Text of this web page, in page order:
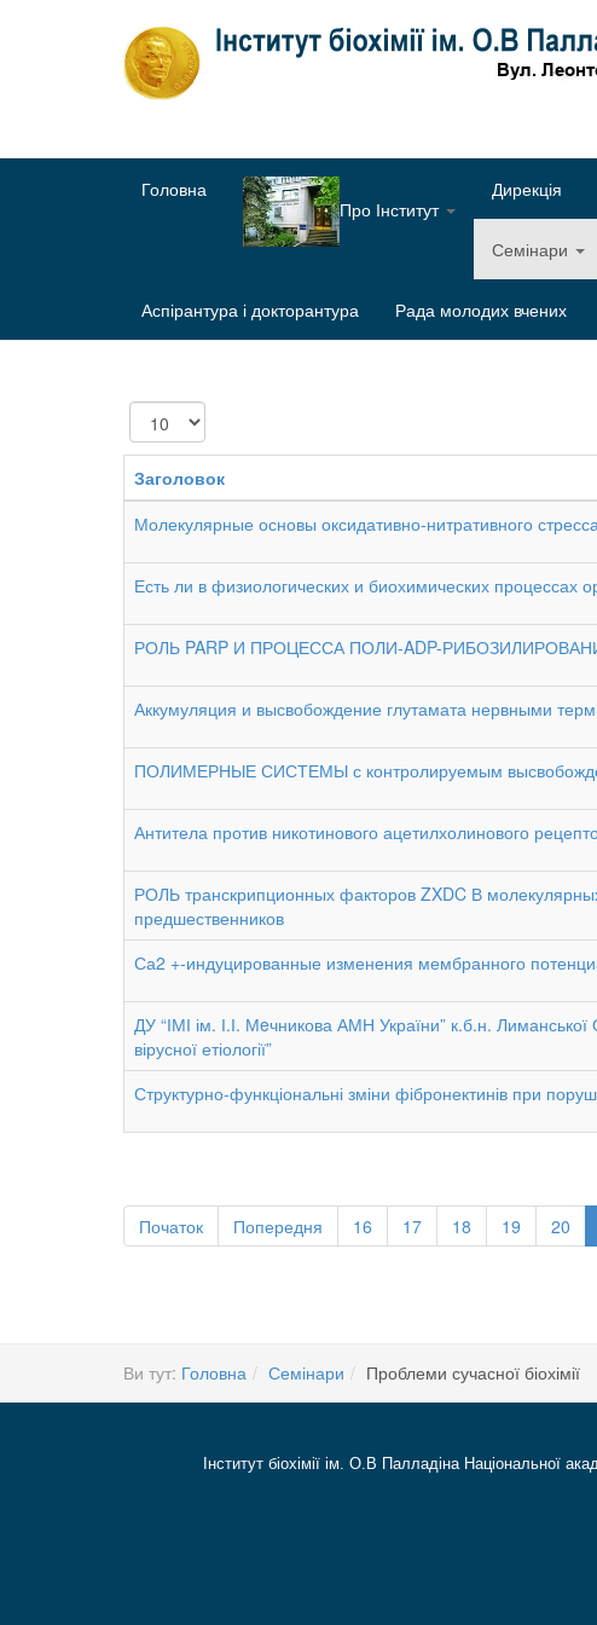
Головна
Про Інститут
Дирекція
Семінари
Аспірантура і докторантура Рада молодих вчених
Показувати
Заголовок
Молекулярные основы оксидативно-нитративного
Есть ли в физиологических и биохимических
РОЛЬ PARP И ПРОЦЕССА ПОЛИ-ADP-
Аккумуляция и высвобождение глутамата нервными
ПОЛИМЕРНЫЕ СИСТЕМЫ с контролируемым
Антитела против никотинового ацетилхолинового
РОЛЬ транскрипционных факторов ZXDC В
предшественников
Са2 +-индуцированные изменения мембранного
ДУ “ІМІ ім. І.І. Мeчникова АМН України” к.б.н. Лиманської
вірусної етіології”
Структурно-функціональні зміни фібронектинів при
Початок Попередня 16 17 18 19 20
Ви тут: Головна Семінари Проблеми сучасної біохімії
Інститут біохімії ім. О.В Палладіна Національної